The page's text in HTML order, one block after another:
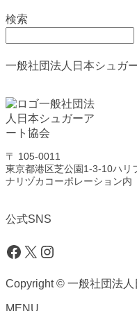
検索
一般社団法人日本シュガ
〒 105-0011
東京都港区芝公園1-3-10ハリ
ナリヅカコーポレーション内
公式SNS
Facebook
X Instagram
Copyright © 一般社団法
MENU